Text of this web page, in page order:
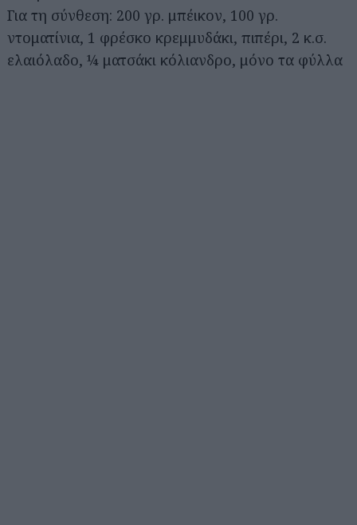
Για τη σύνθεση: 200 γρ. μπέικον, 100 γρ.
ντοματίνια, 1 φρέσκο κρεμμυδάκι, πιπέρι, 2 κ.σ.
ελαιόλαδο, ¼ ματσάκι κόλιανδρο, μόνο τα φύλλα